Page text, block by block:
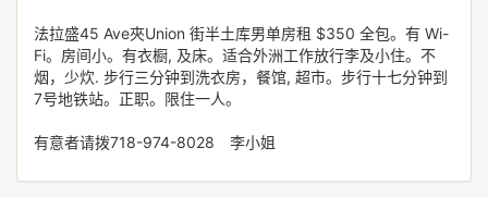
法拉盛45 Ave夾Union 街半土库男单房租 $350 全包。有 Wi-
Fi。房间小。有衣橱, 及床。适合外洲工作放行李及小住。不
烟，少炊. 步行三分钟到洗衣房，餐馆, 超市。步行十七分钟到
7号地铁站。正职。限住一人。
有意者请拨718-974-8028 李小姐